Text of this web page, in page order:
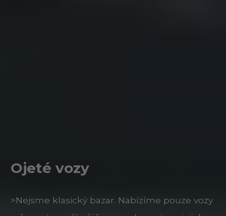
Ojeté vozy
>Nejsme klasický bazar. Nabízíme pouze vozy